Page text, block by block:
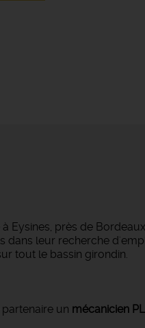
Eysines, près de
leur recherche
tout le bassin girondin.
un mécanicien PL